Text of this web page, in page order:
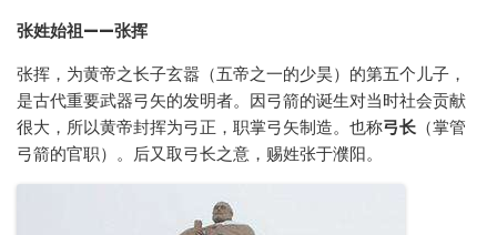
张姓始祖——张挥
张挥，为黄帝之长子玄嚣（五帝之一的少昊）的第五个儿子，
是古代重要武器弓矢的发明者。因弓箭的诞生对当时社会贡献
很大，所以黄帝封挥为弓正，职掌弓矢制造。也称弓长 （掌管
弓箭的官职）。后又取弓长之意，赐姓张于濮阳。